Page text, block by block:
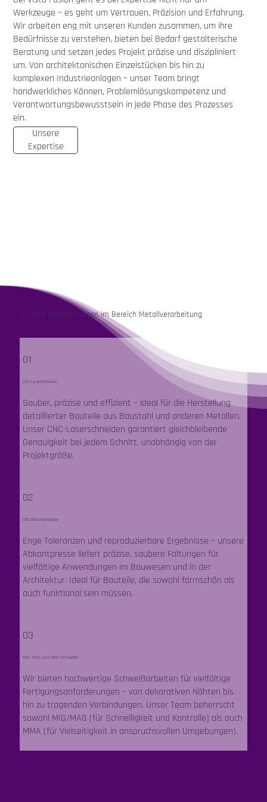
Werkzeuge – es geht um Vertrauen, Präzision und Erfahrung.
Wir arbeiten eng mit unseren Kunden zusammen, um ihre
Bedürfnisse zu verstehen, bieten bei Bedarf gestalterische
Beratung und setzen jedes Projekt präzise und diszipliniert
um. Von architektonischen Einzelstücken bis hin zu
komplexen Industrieanlagen – unser Team bringt
handwerkliches Können, Problemlösungskompetenz und
Verantwortungsbewusstsein in jede Phase des Prozesses
ein.
Unsere
Expertise
Unsere Kernleistungen im Bereich Metallverarbeitung
01
CNC-Laserschneiden
Sauber, präzise und effizient – ideal für die Herstellung
detaillierter Bauteile aus Baustahl und anderen Metallen.
Unser CNC-Laserschneiden garantiert gleichbleibende
Genauigkeit bei jedem Schnitt, unabhängig von der
Projektgröße.
02
CNC-Abkantenbiegen
Enge Toleranzen und reproduzierbare Ergebnisse – unsere
Abkantpresse liefert präzise, saubere Faltungen für
vielfältige Anwendungen im Bauwesen und in der
Architektur. Ideal für Bauteile, die sowohl formschön als
auch funktional sein müssen.
03
MIG-, MAG- und MMA-Schweißen
Wir bieten hochwertige Schweißarbeiten für vielfältige
Fertigungsanforderungen – von dekorativen Nähten bis
hin zu tragenden Verbindungen. Unser Team beherrscht
sowohl MIG/MAG (für Schnelligkeit und Kontrolle) als auch
MMA (für Vielseitigkeit in anspruchsvollen Umgebungen).